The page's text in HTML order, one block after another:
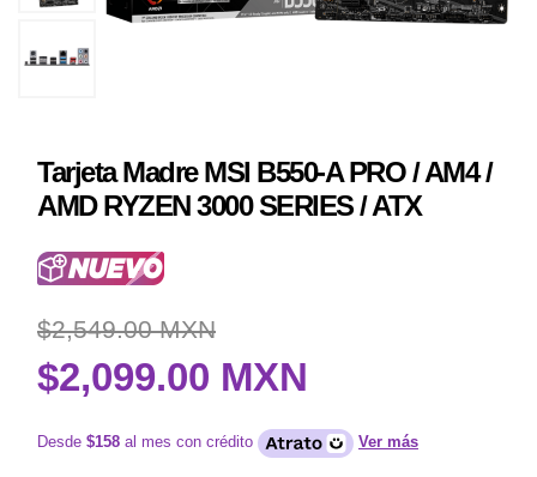
Tarjeta Madre MSI B550-A PRO / AM4 /
AMD RYZEN 3000 SERIES / ATX
$2,549.00 MXN
$2,099.00 MXN
Desde $158 al mes con crédito Ver más